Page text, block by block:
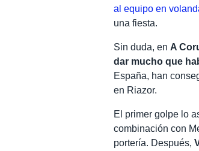
al equipo en
una fiesta.
Sin duda, en A
dar mucho que
España, han
en Riazor.
El primer golpe lo
combinación con
portería. Después,